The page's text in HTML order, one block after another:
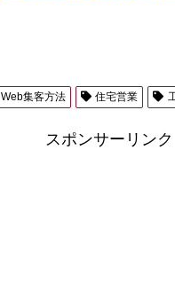
Web集客方法 住宅営業
スポンサーリンク